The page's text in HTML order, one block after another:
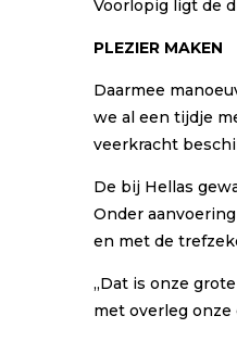
Voorlopig ligt de
PLEZIER MAKEN
Daarmee
we al een tijdje
veerkracht
De bij Hellas
Onder
en met de
,,Dat is onze
met overleg